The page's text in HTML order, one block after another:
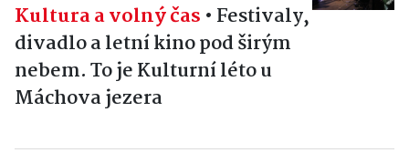
Kultura a volný čas • Festivaly,
divadlo a letní kino pod širým
nebem. To je Kulturní léto u
Máchova jezera